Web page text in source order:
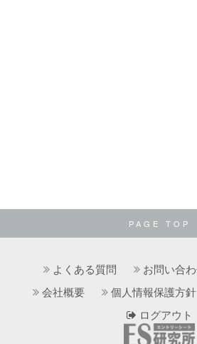
PAGE TOP
よくある質問 お問い合
会社概要
個人情報保護方針
ログアウト